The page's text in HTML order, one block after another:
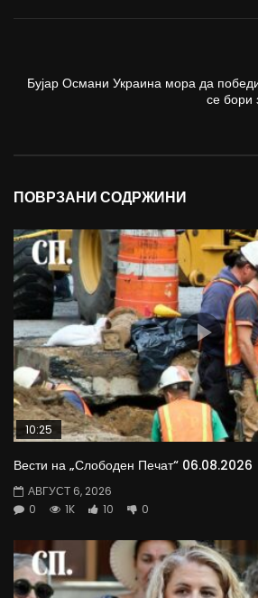
Бујар Османи Украина мора да
се бори
ПОВРЗАНИ СОДРЖИНИ
10:25
Вести на „Слободен Печат“ 06.08.2026
АВГУСТ 6, 2026
0
1K 10 0